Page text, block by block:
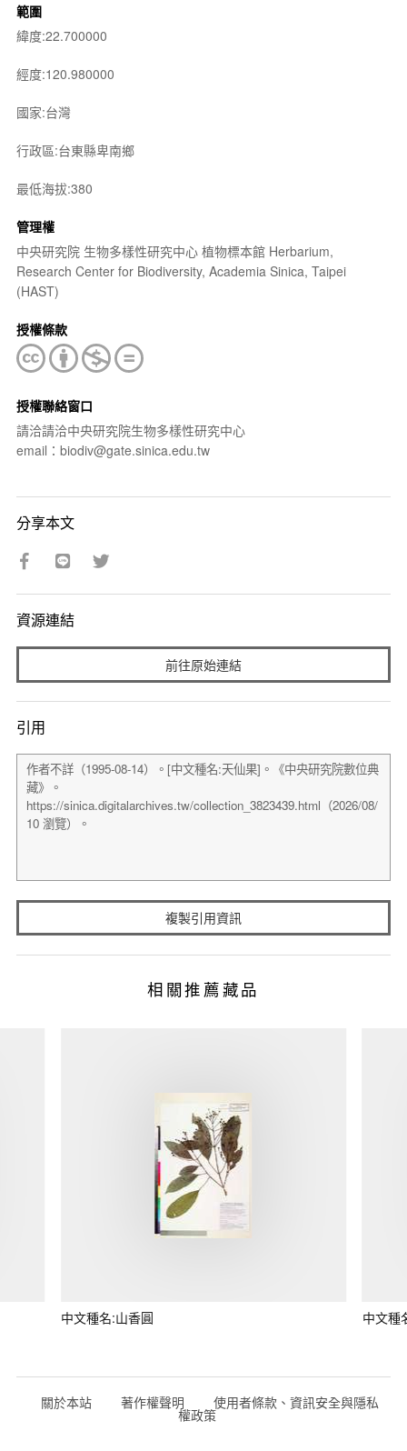
範圍
緯度:22.700000
經度:120.980000
國家:台灣
行政區:台東縣卑南鄉
最低海拔:380
管理權
中央研究院 生物多樣性研究中心 植物標本館 Herbarium,
Research Center for Biodiversity, Academia Sinica, Taipei
(HAST)
授權條款
授權聯絡窗口
請洽請洽中央研究院生物多樣性研究中心
email：biodiv@gate.sinica.edu.tw
分享本文
資源連結
前往原始連結
引用
複製引用資訊
相關推薦藏品
中文種名:山香圓 中文種
關於本站 著作權聲明 使用者條款、資訊安全與隱私
權政策